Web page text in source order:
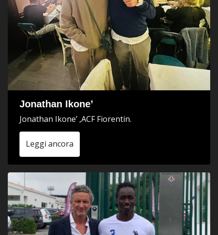
Jonathan Ikone’
Jonathan Ikone’ ,ACF Fiorentin.
Leggi ancora